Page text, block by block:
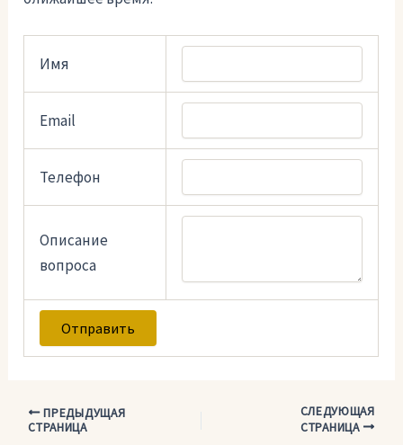
Имя
Email
Телефон
Описание
вопроса
Навигация
ПРЕДЫДУЩАЯ
СТРАНИЦА
СЛЕДУЮЩАЯ
СТРАНИЦА